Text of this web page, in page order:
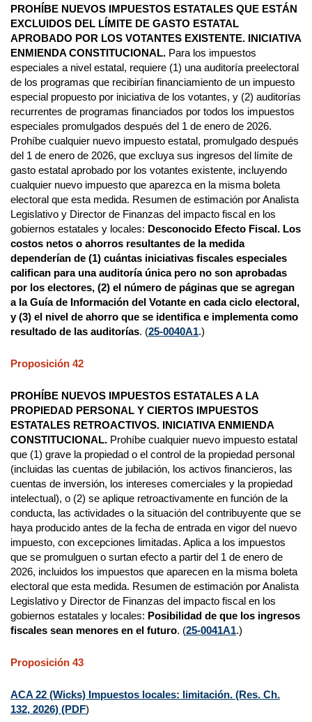
PROHÍBE NUEVOS IMPUESTOS ESTATALES QUE ESTÁN
EXCLUIDOS DEL LÍMITE DE GASTO ESTATAL
APROBADO POR LOS VOTANTES EXISTENTE. INICIATIVA
ENMIENDA CONSTITUCIONAL. Para los impuestos
especiales a nivel estatal, requiere (1) una auditoría preelectoral
de los programas que recibirían financiamiento de un impuesto
especial propuesto por iniciativa de los votantes, y (2) auditorías
recurrentes de programas financiados por todos los impuestos
especiales promulgados después del 1 de enero de 2026.
Prohíbe cualquier nuevo impuesto estatal, promulgado después
del 1 de enero de 2026, que excluya sus ingresos del límite de
gasto estatal aprobado por los votantes existente, incluyendo
cualquier nuevo impuesto que aparezca en la misma boleta
electoral que esta medida. Resumen de estimación por Analista
Legislativo y Director de Finanzas del impacto fiscal en los
gobiernos estatales y locales: Desconocido Efecto Fiscal. Los
costos netos o ahorros resultantes de la medida
dependerían de (1) cuántas iniciativas fiscales especiales
califican para una auditoría única pero no son aprobadas
por los electores, (2) el número de páginas que se agregan
a la Guía de Información del Votante en cada ciclo electoral,
y (3) el nivel de ahorro que se identifica e implementa como
resultado de las auditorías. (25-0040A1.)
Proposición 42
PROHÍBE NUEVOS IMPUESTOS ESTATALES A LA
PROPIEDAD PERSONAL Y CIERTOS IMPUESTOS
ESTATALES RETROACTIVOS. INICIATIVA ENMIENDA
CONSTITUCIONAL. Prohíbe cualquier nuevo impuesto estatal
que (1) grave la propiedad o el control de la propiedad personal
(incluidas las cuentas de jubilación, los activos financieros, las
cuentas de inversión, los intereses comerciales y la propiedad
intelectual), o (2) se aplique retroactivamente en función de la
conducta, las actividades o la situación del contribuyente que se
haya producido antes de la fecha de entrada en vigor del nuevo
impuesto, con excepciones limitadas. Aplica a los impuestos
que se promulguen o surtan efecto a partir del 1 de enero de
2026, incluidos los impuestos que aparecen en la misma boleta
electoral que esta medida. Resumen de estimación por Analista
Legislativo y Director de Finanzas del impacto fiscal en los
gobiernos estatales y locales: Posibilidad de que los ingresos
fiscales sean menores en el futuro. (25-0041A1.)
Proposición 43
ACA 22 (Wicks) Impuestos locales: limitación. (Res. Ch.
132, 2026) (PDF)